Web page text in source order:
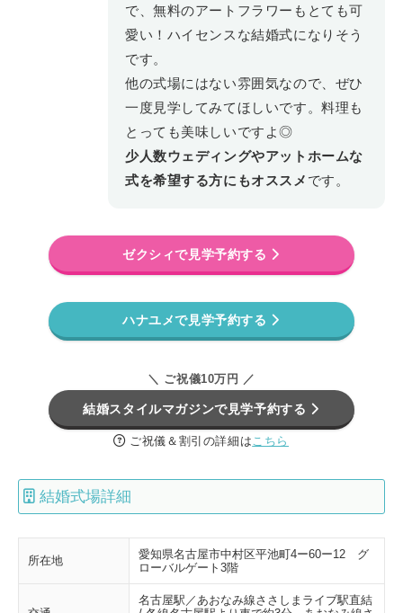
で、無料のアートフラワーもとても可
愛い！ハイセンスな結婚式になりそう
です。
他の式場にはない雰囲気なので、ぜひ
一度見学してみてほしいです。料理も
とっても美味しいですよ◎
少人数ウェディングやアットホームな
式を希望する方にもオススメ です。
ゼクシィで見学予約する
ハナユメで見学予約する
＼ ご祝儀10万円 ／
結婚スタイルマガジンで見学予約する
ご祝儀＆割引の詳細はこちら
結婚式場詳細
所在地
愛知県名古屋市中村区平池町4ー60ー12 グ
ローバルゲート3階
名古屋駅／あおなみ線ささしまライブ駅直結